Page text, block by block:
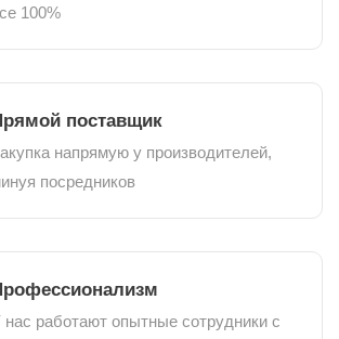
100%
поставщик
напрямую у производителей,
посредников
нас работают опытные сотрудники с